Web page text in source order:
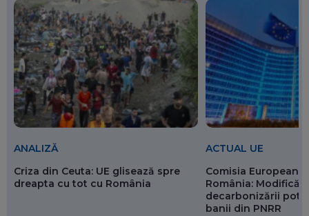
ANALIZĂ
Criza din Ceuta: UE glisează spre
dreapta cu tot cu România
ACTUAL UE
Comisia Europeană
România:
decarbonizării pot
banii din PNRR